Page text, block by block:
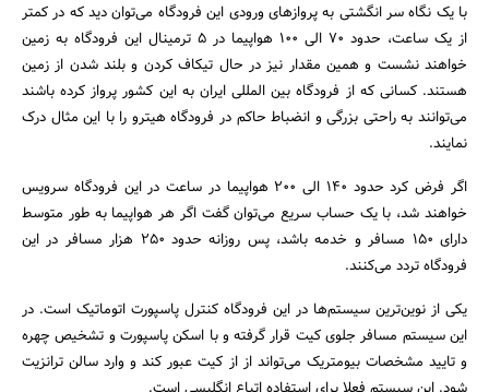
با یک نگاه سر انگشتی به پروازهای ورودی این فرودگاه می‌توان دید که در کمتر
از یک ساعت، حدود 70 الی 100 هواپیما در 5 ترمینال این فرودگاه به زمین
خواهند نشست و همین مقدار نیز در حال تیکاف کردن و بلند شدن از زمین
هستند. کسانی که از فرودگاه بین المللی ایران به این کشور پرواز کرده باشند
می‌توانند به راحتی بزرگی و انضباط حاکم در فرودگاه هیترو را با این مثال درک
نمایند.
اگر فرض کرد حدود 140 الی 200 هواپیما در ساعت در این فرودگاه سرویس
خواهند شد، با یک حساب سریع می‌توان گفت اگر هر هواپیما به طور متوسط
دارای 150 مسافر و خدمه باشد، پس روزانه حدود 250 هزار مسافر در این
فرودگاه تردد می‌کنند.
یکی از نوین‌ترین سیستم‌ها در این فرودگاه کنترل پاسپورت اتوماتیک است. در
این سیستم مسافر جلوی کیت قرار گرفته و با اسکن پاسپورت و تشخیص چهره
و تایید مشخصات بیومتریک می‌تواند از از کیت عبور کند و وارد سالن ترانزیت